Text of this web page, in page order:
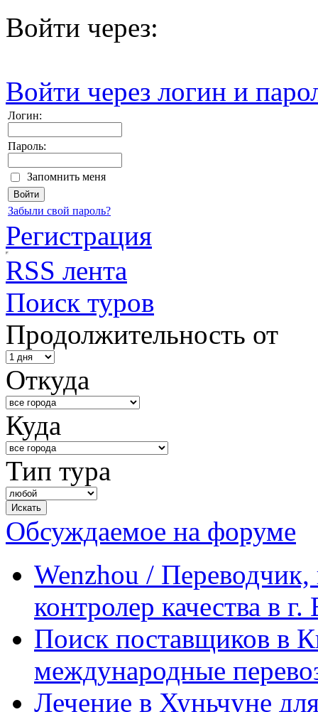
Войти через:
Войти через логин и
Логин:
Пароль:
Запомнить меня
Забыли свой пароль?
Регистрация
RSS лента
Поиск туров
Продолжительность от
Откуда
Куда
Тип тура
Обсуждаемое на форуме
Wenzhou / Переводчик,
контролер качества в
Поиск поставщиков в
международные
Лечение в Хуньчуне